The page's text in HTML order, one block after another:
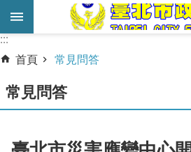
跳到主要內容區塊
進
搜
尋
業
:::
:::
首頁
常見問答
常見問答